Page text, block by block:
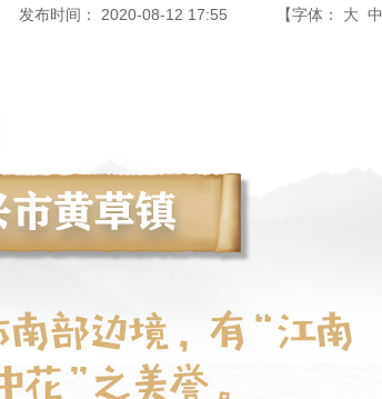
发布时间： 2020-08-12 17:55 【字体： 大 中